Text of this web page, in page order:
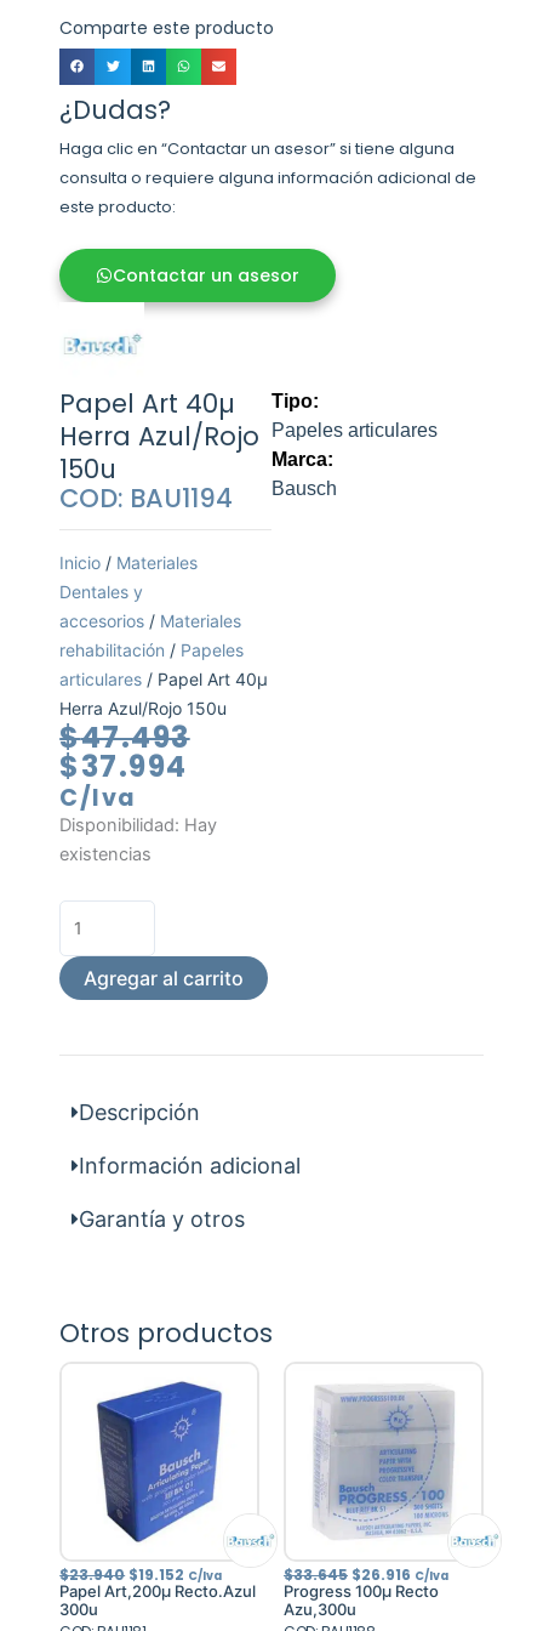
Comparte este producto
¿Dudas?
Haga clic en “Contactar un asesor” si tiene alguna
consulta o requiere alguna información adicional de
este producto:
Contactar un asesor
Papel Art 40µ
Herra Azul/Rojo
150u
COD: BAU1194
Inicio / Materiales
Dentales y
accesorios / Materiales
rehabilitación / Papeles
articulares / Papel Art 40µ
Herra Azul/Rojo 150u
$47.493El
era:
$37.994
El
es:
C/Iva
Disponibilidad: Hay
existencias
Papel
Art
Azul/Rojo
150u
cantidad
Agregar al carrito
Tipo:
Papeles articulares
Marca:
Bausch
Descripción
Información adicional
Garantía y otros
Otros productos
$23.940 El
precio
original
$19.152 El
precio
actual
C/Iva
Papel Art,200µ Recto.Azul
300u
$33.645 El
precio
original
era:
$26.916 El
precio
actual
C/Iva
Progress 100µ Recto
Azu,300u